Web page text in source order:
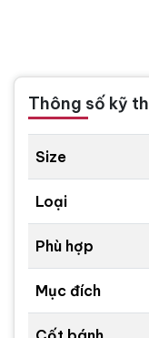
Thông số kỹ
Size
Loại
Phù hợp
Mục đích